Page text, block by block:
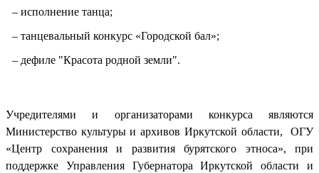
– исполнение танца;
– танцевальный конкурс «Городской бал»;
– дефиле "Красота родной земли".
Учредителями и организаторами конкурса являются
Министерство культуры и архивов Иркутской области,
ОГУ
«Центр сохранения и развития бурятского этноса», при
поддержке Управления Губернатора Иркутской области и